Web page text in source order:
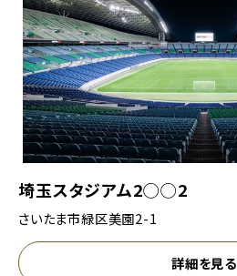
埼玉スタジアム2◯◯2
さいたま市緑区美園2-1
詳細を見る